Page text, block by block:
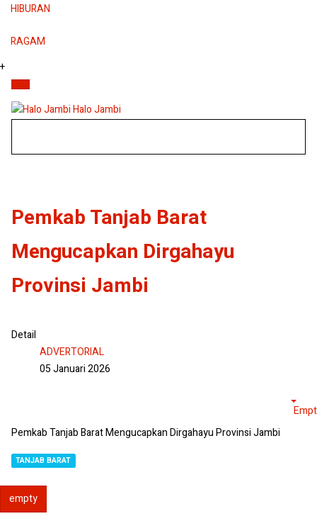
HIBURAN
RAGAM
+
Halo Jambi
Pemkab Tanjab Barat
Mengucapkan Dirgahayu
Provinsi Jambi
Detail
ADVERTORIAL
05 Januari 2026
Pemkab Tanjab Barat Mengucapkan Dirgahayu Provinsi Jambi
TANJAB BARAT
empty